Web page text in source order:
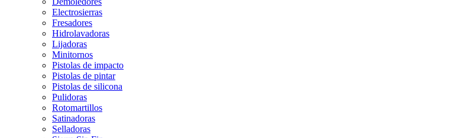
Electrosierras
Fresadores
Hidrolavadoras
Lijadoras
Minitornos
Pistolas de impacto
Pistolas de pintar
Pistolas de silicona
Pulidoras
Rotomartillos
Satinadoras
Selladoras